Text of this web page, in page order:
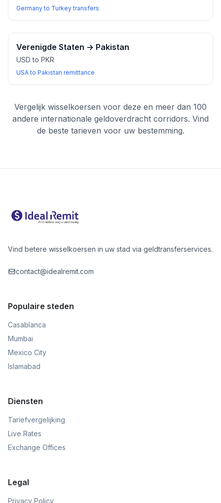
Germany to Turkey transfers
Verenigde Staten → Pakistan
USD to PKR
USA to Pakistan remittance
Vergelijk wisselkoersen voor deze en meer dan 100
andere internationale geldoverdracht corridors. Vind
de beste tarieven voor uw bestemming.
Vind betere wisselkoersen in uw stad via geldtransferservices.
contact@idealremit.com
Populaire steden
Casablanca
Mumbai
Mexico City
Islamabad
Diensten
Tariefvergelijking
Live Rates
Exchange Offices
Legal
Privacy Policy